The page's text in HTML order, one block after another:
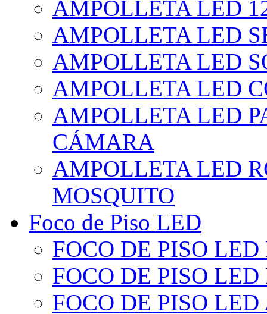
AMPOLLETA LED
AMPOLLETA LED
AMPOLLETA LED
AMPOLLETA LED
AMPOLLETA LED
CÁMARA
AMPOLLETA LED
MOSQUITO
Foco de Piso LED
FOCO DE PISO
FOCO DE PISO
FOCO DE PISO